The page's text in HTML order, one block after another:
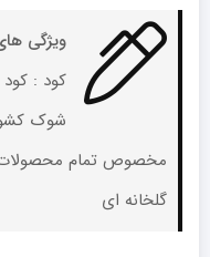
ویژگی
کود :
شوک
مخصوص تمام محصولات
گلخانه ای